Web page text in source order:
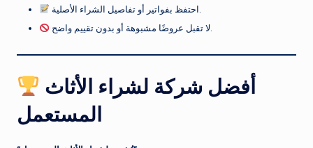
احتفظ بفواتير أو تفاصيل الشراء الأصلية.
لا تقبل عروضًا مشبوهة أو بدون تقييم واضح.
المستعمل